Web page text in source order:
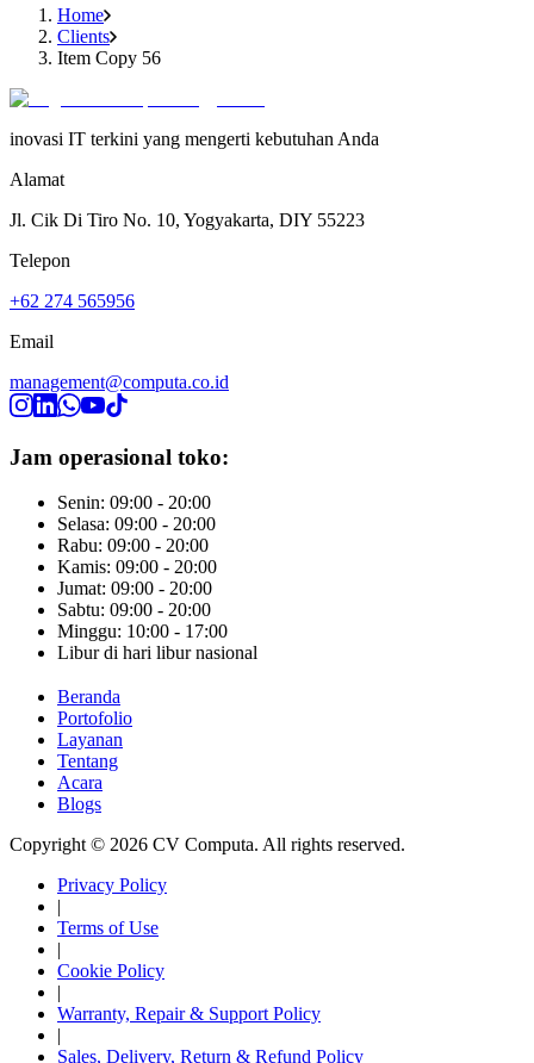
Home
Clients
Item Copy 56
inovasi IT terkini yang mengerti kebutuhan Anda
Alamat
Jl. Cik Di Tiro No. 10, Yogyakarta, DIY 55223
Telepon
+62 274 565956
Email
management@computa.co.id
Jam operasional toko:
Senin: 09:00 - 20:00
Selasa: 09:00 - 20:00
Rabu: 09:00 - 20:00
Kamis: 09:00 - 20:00
Jumat: 09:00 - 20:00
Sabtu: 09:00 - 20:00
Minggu: 10:00 - 17:00
Libur di hari libur nasional
Beranda
Portofolio
Layanan
Tentang
Acara
Blogs
Copyright © 2026 CV Computa. All rights reserved.
Privacy Policy
|
Terms of Use
|
Cookie Policy
|
Warranty, Repair & Support Policy
|
Sales, Delivery, Return & Refund Policy